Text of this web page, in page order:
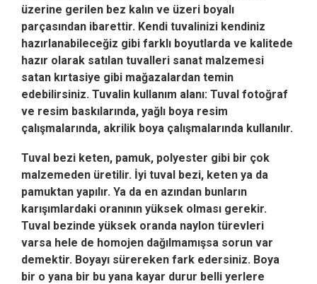
üzerine gerilen bez kalın ve üzeri boyalı
parçasından ibarettir. Kendi tuvalinizi kendiniz
hazırlanabileceğiz gibi farklı boyutlarda ve kalitede
hazır olarak satılan tuvalleri sanat malzemesi
satan kırtasiye gibi mağazalardan temin
edebilirsiniz. Tuvalin kullanım alanı: Tuval fotoğraf
ve resim baskılarında, yağlı boya resim
çalışmalarında, akrilik boya çalışmalarında kullanılır.
Tuval bezi keten, pamuk, polyester gibi bir çok
malzemeden üretilir. İyi tuval bezi, keten ya da
pamuktan yapılır. Ya da en azından bunların
karışımlardaki oranının yüksek olması gerekir.
Tuval bezinde yüksek oranda naylon türevleri
varsa hele de homojen dağılmamışsa sorun var
demektir. Boyayı sürereken fark edersiniz. Boya
bir o yana bir bu yana kayar durur belli yerlere